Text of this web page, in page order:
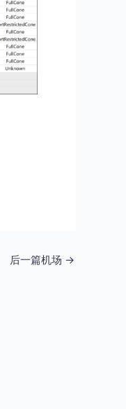
后一篇机场 →